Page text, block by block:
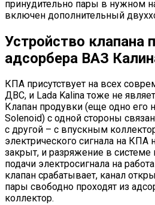
принудительно пары в нужном
включен дополнительный
Устройство клапана
адсорбера ВАЗ
КПА присутствует на всех
ДВС, и Lada Kalina тоже не
Клапан продувки (еще одно его
Solenoid) с одной стороны
с другой – с впускным
электрического сигнала на КПА
закрыт, и разряжение в системе
подачи электросигнала на
клапан срабатывает, канал
пары свободно проходят из
коллектор.